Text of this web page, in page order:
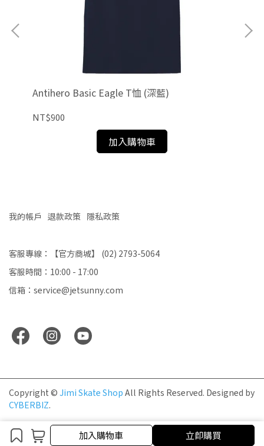
加入購物車
加入購物車 立即購買
Antihero Basic Eagle T恤 (深藍)
NT$900
加入購物車
我的帳戶 退款政策 隱私政策
客服專線：【官方商城】 (02) 2793-5064
客服時間：10:00 - 17:00
信箱：service@jetsunny.com
Copyright © Jimi Skate Shop All Rights Reserved. Designed by
CYBERBIZ.